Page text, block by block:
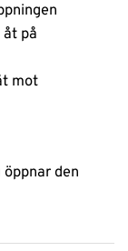
på
mot
den